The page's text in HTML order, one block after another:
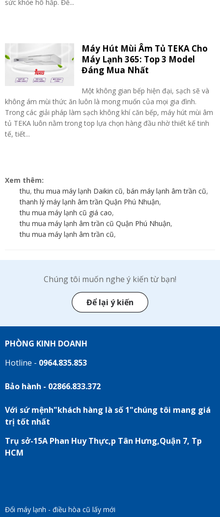
sức khỏe hô hấp. Để...
Máy Hút Mùi Âm Tủ TEKA Cho
Máy Lạnh 365: Top 3 Model
Đáng Mua Nhất
Một không gian bếp hiện đại, sạch sẽ và
không ám mùi thức ăn luôn là mong muốn của mọi gia đình.
Trong các giải pháp làm sạch không khí căn bếp, máy hút mùi âm
tủ TEKA luôn nằm trong top lựa chọn hàng đầu nhờ thiết kế tinh
tế, tiết...
Xem thêm:
thu, thu mua máy lạnh Daikin cũ, bán máy lạnh âm trần cũ,
thanh lý máy lạnh âm trần Quận Phú Nhuận,
thu mua máy lạnh cũ giá cao,
thu mua máy lạnh âm trần cũ Quận Phú Nhuận,
thu mua máy lạnh âm trần cũ,
Chúng tôi muốn nghe ý kiến từ bạn!
Để lại ý kiến
PHÒNG KINH DOANH
Hotline - 0964.835.853
Bảo hành - 02866.833.372
Với sứ mệnh"khách hàng là số 1"chúng tôi mang giá
trị tốt nhất
Trụ sở-15A Phan Huy Thực,p Tân Hưng,Quận 7, Tp
HCM
Đổi máy lạnh - điều hòa cũ lấy mới